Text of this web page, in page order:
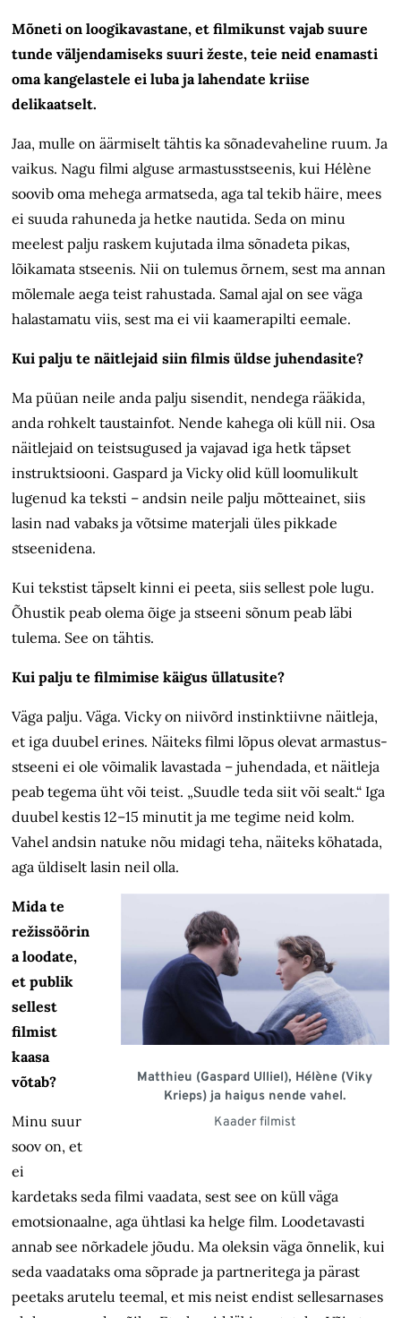
Mõneti on loogikavastane, et filmikunst vajab suure
tunde väljendamiseks suuri žeste, teie neid enamasti
oma kangelastele ei luba ja lahendate kriise
delikaatselt.
Jaa, mulle on äärmiselt tähtis ka sõnade­vaheline ruum. Ja
vaikus. Nagu filmi alguse armastusstseenis, kui Hélène
soovib oma mehega armatseda, aga tal tekib häire, mees
ei suuda rahuneda ja hetke nautida. Seda on minu
meelest palju raskem kujutada ilma sõnadeta pikas,
lõikamata stseenis. Nii on tulemus õrnem, sest ma annan
mõlemale aega teist rahustada. Samal ajal on see väga
halastamatu viis, sest ma ei vii kaamerapilti eemale.
Kui palju te näitlejaid siin filmis üldse juhendasite?
Ma püüan neile anda palju sisendit, nendega rääkida,
anda rohkelt taustainfot. Nende kahega oli küll nii. Osa
näitlejaid on teistsugused ja vajavad iga hetk täpset
instruktsiooni. Gaspard ja Vicky olid küll loomulikult
lugenud ka teksti – andsin neile palju mõtteainet, siis
lasin nad vabaks ja võtsime materjali üles pikkade
stseenidena.
Kui tekstist täpselt kinni ei peeta, siis sellest pole lugu.
Õhustik peab olema õige ja stseeni sõnum peab läbi
tulema. See on tähtis.
Kui palju te filmimise käigus üllatusite?
Väga palju. Väga. Vicky on niivõrd instinktiivne näitleja,
et iga duubel erines. Näiteks filmi lõpus olevat armastus­
stseeni ei ole võimalik lavastada – juhendada, et näitleja
peab tegema üht või teist. „Suudle teda siit või sealt.“ Iga
duubel kestis 12–15 minutit ja me tegime neid kolm.
Vahel andsin natuke nõu midagi teha, näiteks köhatada,
aga üldiselt lasin neil olla.
Matthieu (Gaspard Ulliel), Hélène (Viky
Krieps) ja haigus nende vahel.
Kaader filmist
Mida te
režissöörin
a loodate,
et publik
sellest
filmist
kaasa
võtab?
Minu suur
soov on, et
ei
kardetaks seda filmi vaadata, sest see on küll väga
emotsionaalne, aga ühtlasi ka helge film. Loodetavasti
annab see nõrkadele jõudu. Ma oleksin väga õnnelik, kui
seda vaadataks oma sõprade ja partneritega ja pärast
peetaks arutelu teemal, et mis neist endist sellesarnases